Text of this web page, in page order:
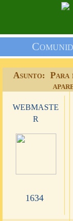
Asunto: Para
webmaste
r
1634